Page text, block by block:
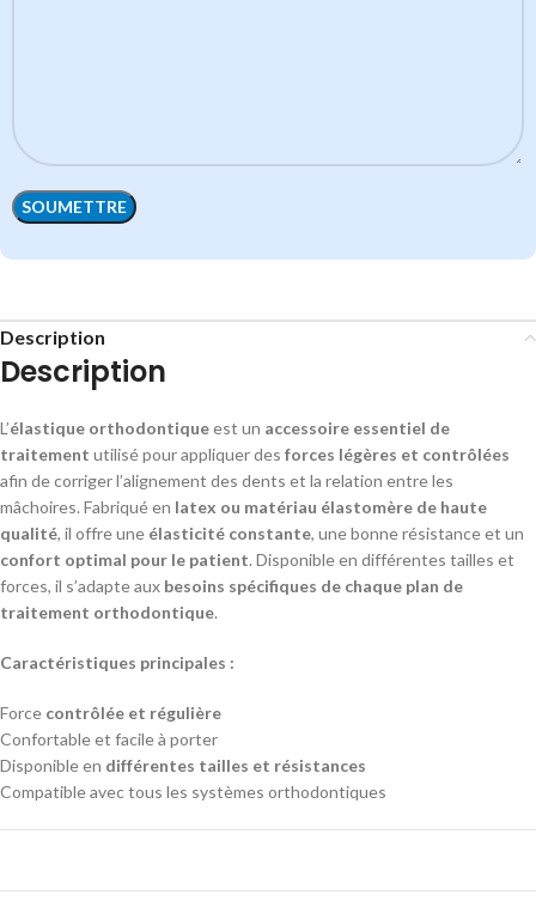
Description
Description
L’élastique orthodontiqueest un accessoire essentiel de
traitement utilisé pour appliquer des forces légères et contrôlées
afin de corriger l’alignement des dents et la relation entre les
mâchoires. Fabriqué en latex ou matériau élastomère de haute
qualité, il offre une élasticité constante, une bonne résistance et un
confort optimal pour le patient. Disponible en différentes tailles et
forces, il s’adapte aux besoins spécifiques de chaque plan de
traitement orthodontique.
Caractéristiques principales :
Force contrôlée et régulière
Confortable et facile à porter
Disponible en différentes tailles et résistances
Compatible avec tous les systèmes orthodontiques